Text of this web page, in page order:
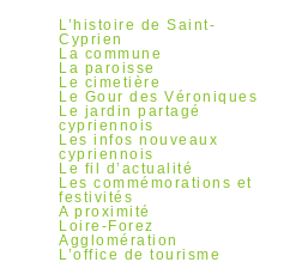
L’histoire de Saint-
Cyprien
La commune
La paroisse
Le cimetière
Le Gour des Véroniques
Le jardin partagé
cypriennois
Les infos nouveaux
cypriennois
Le fil d’actualité
Les commémorations et
festivités
A proximité
Loire-Forez
Agglomération
L’office de tourisme